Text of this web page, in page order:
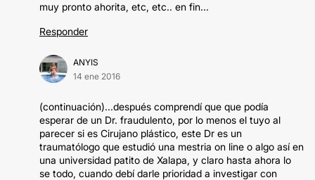
muy pronto ahorita, etc, etc.. en fin...
Responder
ANYIS
14 ene 2016
(continuación)...después comprendí que que podía
esperar de un Dr. fraudulento, por lo menos el tuyo al
parecer si es Cirujano plástico, este Dr es un
traumatólogo que estudió una mestria on line o algo así en
una universidad patito de Xalapa, y claro hasta ahora lo
se todo, cuando debí darle prioridad a investigar con